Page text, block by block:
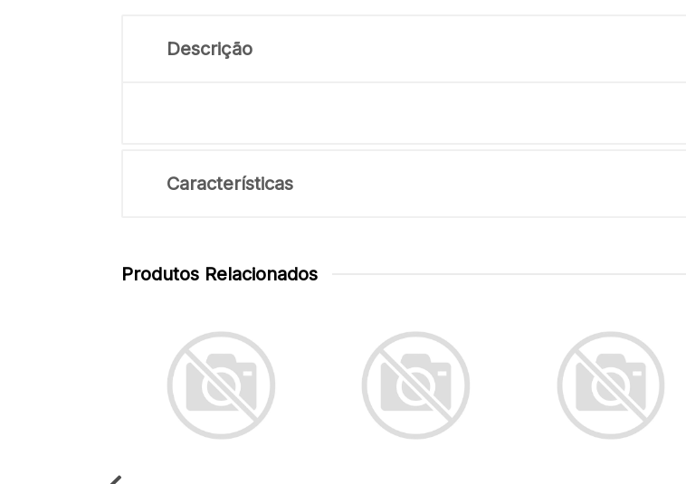
Descrição
Características
Produtos Relacionados